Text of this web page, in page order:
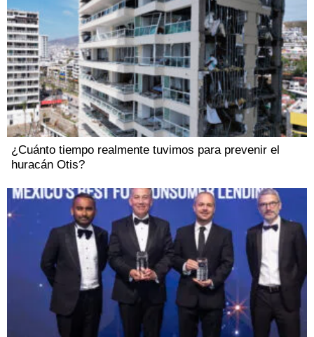
¿Cuánto tiempo realmente tuvimos para prevenir el
huracán Otis?